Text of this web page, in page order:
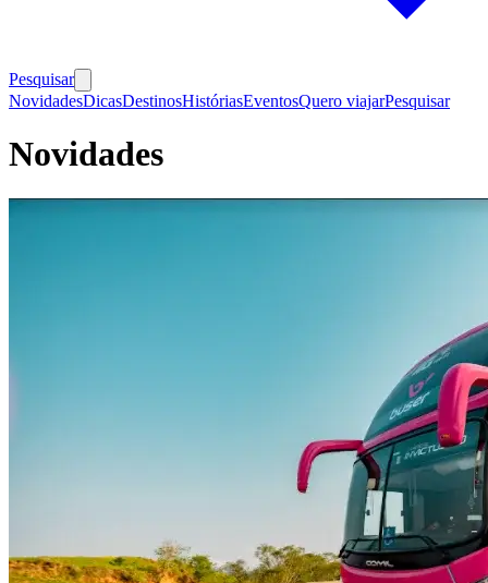
Pesquisar
NovidadesDicasDestinosHistóriasEventosQuero viajarPesquisar
Novidades